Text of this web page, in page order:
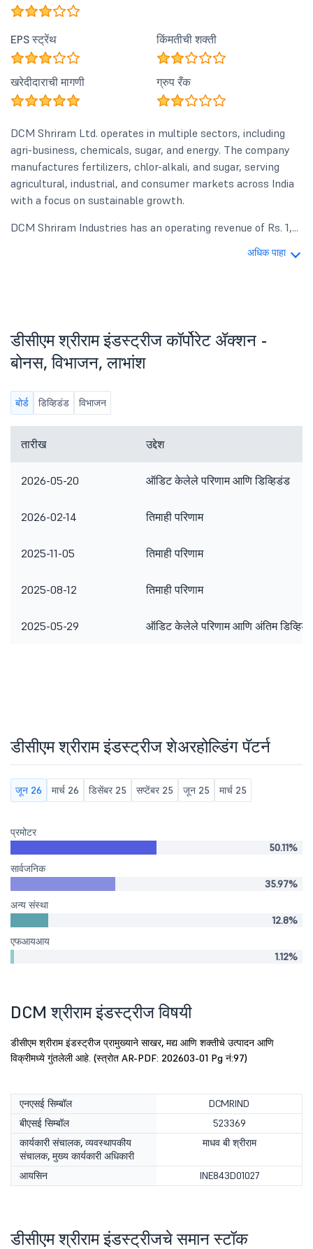
EPS स्ट्रेंथ किंमतीची शक्ती
खरेदीदाराची मागणी ग्रुप रँक
DCM Shriram Ltd. operates in multiple sectors, including
agri-business, chemicals, sugar, and energy. The company
manufactures fertilizers, chlor-alkali, and sugar, serving
agricultural, industrial, and consumer markets across India
with a focus on sustainable growth.
DCM Shriram Industries has an operating revenue of Rs. 1,...
अधिक पाहा
डीसीएम श्रीराम इंडस्ट्रीज कॉर्पोरेट ॲक्शन -
बोनस, विभाजन, लाभांश
बोर्ड डिव्हिडंड विभाजन
तारीख उद्देश
2026-05-20 ऑडिट केलेले परिणाम आणि डिव्हिडंड
2026-02-14 तिमाही परिणाम
2025-11-05 तिमाही परिणाम
2025-08-12 तिमाही परिणाम
2025-05-29 ऑडिट केलेले परिणाम आणि अंतिम
डीसीएम श्रीराम इंडस्ट्रीज शेअरहोल्डिंग पॅटर्न
जून 26 मार्च 26 डिसेंबर 25 सप्टेंबर 25 जून 25 मार्च 25
प्रमोटर
50.11%
सार्वजनिक
35.97%
अन्य संस्था
12.8%
एफआयआय
1.12%
DCM श्रीराम इंडस्ट्रीज विषयी
डीसीएम श्रीराम इंडस्ट्रीज प्रामुख्याने साखर, मद्य आणि शक्तीचे उत्पादन आणि
विक्रीमध्ये गुंतलेली आहे. (स्त्रोत AR-PDF: 202603-01 Pg नं:97)
एनएसई सिम्बॉल
DCMRIND
बीएसई सिम्बॉल
523369
कार्यकारी संचालक, व्यवस्थापकीय
संचालक, मुख्य कार्यकारी अधिकारी
माधव बी श्रीराम
आयसिन INE843D01027
डीसीएम श्रीराम इंडस्ट्रीजचे समान स्टॉक